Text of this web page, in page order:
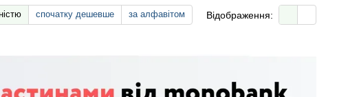
спочатку дешевше за алфавітом Відображення: